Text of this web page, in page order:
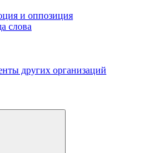
и оппозиция
слова
других организаций